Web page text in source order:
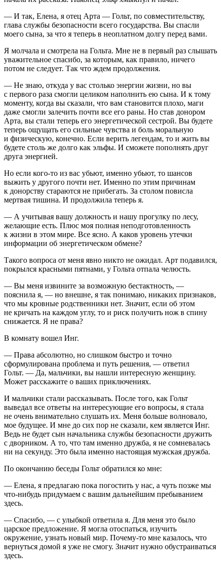
— И так, Елена, я отец Арта — Гольт, по совместительству,
глава службы безопасности всего государства. Вы спасли
моего сына, за что я теперь в неоплатном долгу перед вами.
Я молчала и смотрела на Гольта. Мне не в первый раз слышать
уважительное спасибо, за которым, как правило, ничего
потом не следует. Так что ждем продолжения.
— Не знаю, откуда у вас столько энергии жизни, но вы
с первого раза смогли целиком наполнить ею сына. И к тому
моменту, когда вы сказали, что вам становится плохо, маги
даже смогли залечить почти все его раны. Но став донором
Арта, вы стали теперь его энергетической сестрой. Вы будете
теперь ощущать его сильные чувства и боль моральную
и физическую, конечно. Если верить легендам, то и жить вы
будете столь же долго как эльфы. И сможете пополнять друг
друга энергией.
Но если кого-то из вас убьют, именно убьют, то шансов
выжить у другого почти нет. Именно по этим причинам
к донорству стараются не прибегать. За столом повисла
мертвая тишина. И продолжила теперь я.
— А учитывая вашу должность и нашу прогулку по лесу,
желающие есть. Плюс моя полная неподготовленность
к жизни в этом мире. Все ясно. А каков уровень утечки
информации об энергетическом обмене?
Такого вопроса от меня явно никто не ожидал. Арт подавился,
покрылся красными пятнами, у Гольта отпала челюсть.
— Вы меня извините за возможную бестактность, —
пояснила я, — но внешне, я так понимаю, никаких признаков,
что мы кровные родственники нет. Значит, если об этом
не кричать на каждом углу, то и риск получить нож в спину
снижается. Я не права?
В комнату вошел Инг.
— Права абсолютно, но слишком быстро и точно
сформулирована проблема и путь решения, — ответил
Гольт. — Да, мальчики, вы нашли интересную женщину.
Может расскажите о ваших приключениях.
И мальчики стали рассказывать. После того, как Гольт
выведал все ответы на интересующие его вопросы, я стала
не очень внимательно слушать их. Меня больше волновало,
мое будущее. И мне до сих пор не сказали, кем является Инг.
Ведь не будет сын начальника службы безопасности дружить
с дворником. А то, что там именно дружба, я не сомневалась
ни на секунду. Это была именно настоящая мужская дружба.
По окончанию беседы Гольт обратился ко мне:
— Елена, я предлагаю пока погостить у нас, а чуть позже мы
что-нибудь придумаем с вашим дальнейшим пребыванием
здесь.
— Спасибо, — с улыбкой ответила я. Для меня это было
царское предложение. Я могла отоспаться, изучить
окружение, узнать новый мир. Почему-то мне казалось, что
вернуться домой я уже не смогу. Значит нужно обустраиваться
здесь.